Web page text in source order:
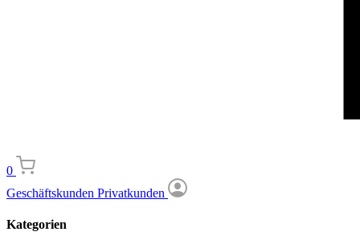
0
Geschäftskunden Privatkunden
Kategorien